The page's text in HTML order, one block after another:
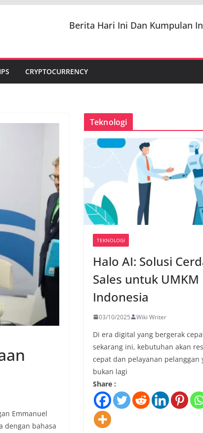
Berita Hari Ini Dan Kumpulan
CRYPTOCURRENCY
Emmanuel
dengan bahasa
Teknologi
TEKNOLOGI
Halo AI: Solusi
Sales untuk UMKM
Indonesia
03/10/2025 Wiki Writer
Di era digital yang bergerak
sekarang ini, kebutuhan akan
cepat dan pelayanan pelanggan
bukan lagi
Share :